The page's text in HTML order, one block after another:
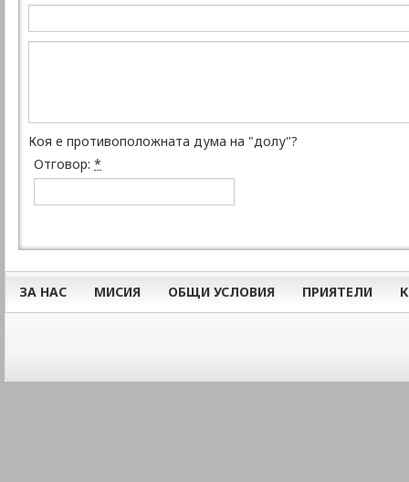
Коя е противоположната дума на "долу"?
Отговор: *
ЗА НАС МИСИЯ ОБЩИ УСЛОВИЯ ПРИЯТЕЛИ